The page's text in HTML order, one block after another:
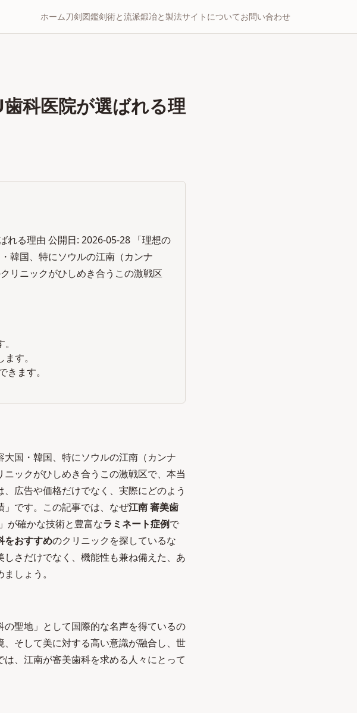
ホーム刀剣図鑑剣術と流派鍛冶と製法サイトについてお問い合わせ
科医院が選ばれる理
れる理由 公開日: 2026-05-28 「理想の
韓国、特にソウルの江南（カンナ
リニックがひしめき合うこの激戦区
す。
きます。
大国・韓国、特にソウルの江南（カンナ
ックがひしめき合うこの激戦区で、本当
広告や価格だけでなく、実際にどのよう
です。この記事では、なぜ江南 審美歯
が確かな技術と豊富なラミネート症例で
をおすすめのクリニックを探しているな
さだけでなく、機能性も兼ね備えた、あ
しょう。
聖地」として国際的な名声を得ているの
そして美に対する高い意識が融合し、世
、江南が審美歯科を求める人々にとって